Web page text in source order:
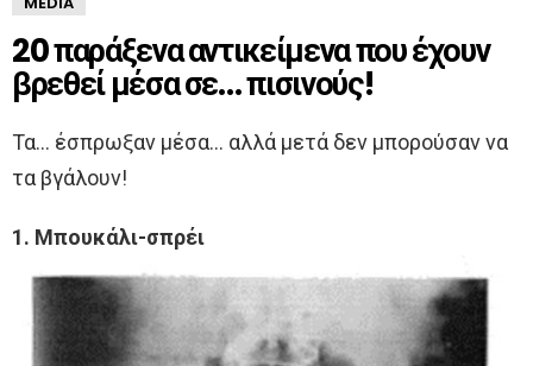
20 παράξενα αντικείμενα που έχουν
βρεθεί μέσα σε… πισινούς!
Τα… έσπρωξαν μέσα… αλλά μετά δεν μπορούσαν να
τα βγάλουν!
1. Μπουκάλι-σπρέι